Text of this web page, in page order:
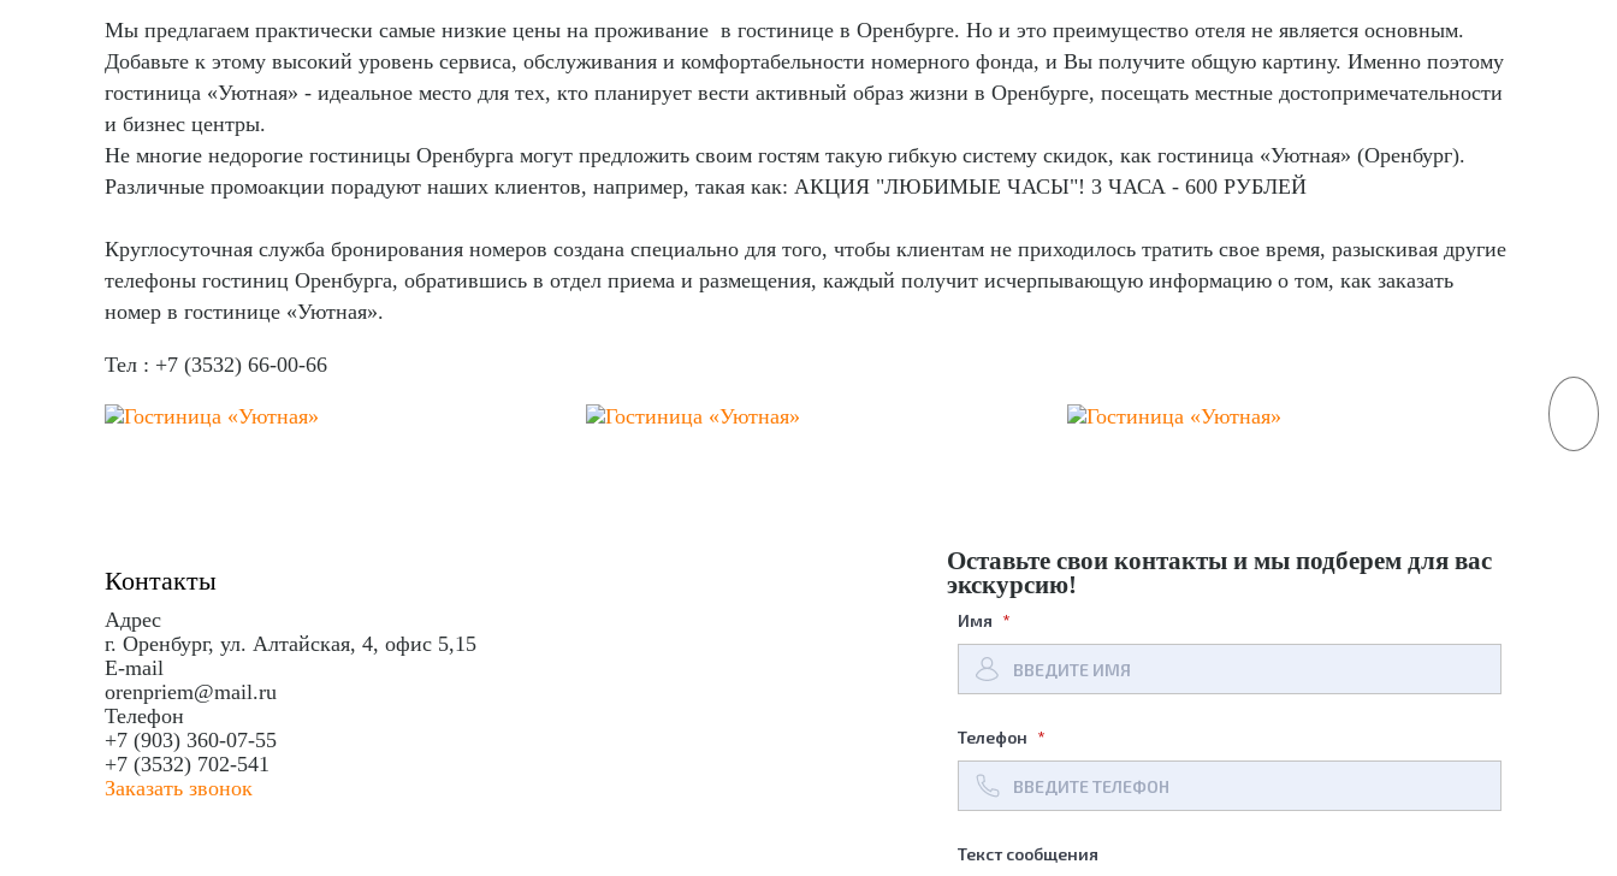
Мы предлагаем практически самые низкие цены на проживание в гостинице в Оренбурге. Но и это преимущество отеля не является основным.
Добавьте к этому высокий уровень сервиса, обслуживания и комфортабельности номерного фонда, и Вы получите общую картину. Именно поэтому
гостиница «Уютная» - идеальное место для тех, кто планирует вести активный образ жизни в Оренбурге, посещать местные достопримечательности
и бизнес центры.
Не многие недорогие гостиницы Оренбурга могут предложить своим гостям такую гибкую систему скидок, как гостиница «Уютная» (Оренбург).
Различные промоакции порадуют наших клиентов, например, такая как: АКЦИЯ "ЛЮБИМЫЕ ЧАСЫ"! 3 ЧАСА - 600 РУБЛЕЙ
Круглосуточная служба бронирования номеров создана специально для того, чтобы клиентам не приходилось тратить свое время, разыскивая другие
телефоны гостиниц Оренбурга, обратившись в отдел приема и размещения, каждый получит исчерпывающую информацию о том, как заказать
номер в гостинице «Уютная».
Тел : +7 (3532) 66-00-66
Контакты
Адрес
г. Оренбург, ул. Алтайская, 4, офис 5,15
E-mail
orenpriem@mail.ru
Телефон
+7 (903) 360-07-55
+7 (3532) 702-541
Заказать звонок
Оставьте свои контакты и мы подберем для вас
экскурсию!
Имя
Телефон
Текст сообщения